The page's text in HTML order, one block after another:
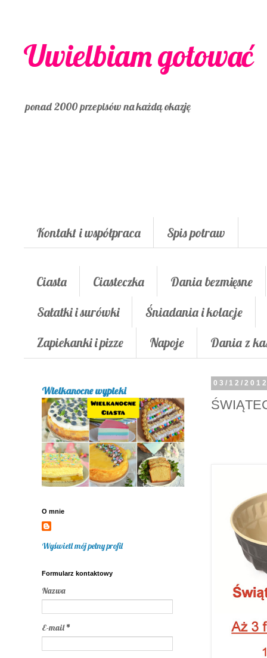
Uwielbiam gotować
ponad 2000 przepisów na każdą okazję
Kontakt i współpraca Spis potraw
Ciasta Ciasteczka
Dania bezmięsne
Sałatki i surówki
Śniadania i kolacje
Zapiekanki i pizze
Napoje Dania z
03/12/
Wielkanocne wypieki
O mnie
Wyświetl mój pełny profil
Formularz kontaktowy
Nazwa
E-mail*